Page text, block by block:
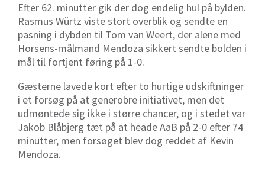
Efter 62. minutter gik der dog endelig hul på bylden.
Rasmus Würtz viste stort overblik og sendte en
pasning i dybden til Tom van Weert, der alene med
Horsens-målmand Mendoza sikkert sendte bolden i
mål til fortjent føring på 1-0.
Gæsterne lavede kort efter to hurtige udskiftninger
i et forsøg på at generobre initiativet, men det
udmøntede sig ikke i større chancer, og i stedet var
Jakob Blåbjerg tæt på at heade AaB på 2-0 efter 74
minutter, men forsøget blev dog reddet af Kevin
Mendoza.